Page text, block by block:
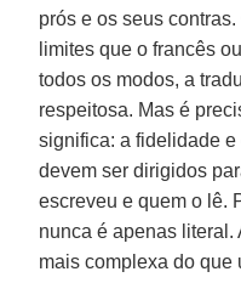
prós e os seus
limites que o francês
todos os modos, a
respeitosa. Mas é
significa: a fidelidade
devem ser dirigidos
escreveu e quem o lê.
nunca é apenas literal.
mais complexa do que